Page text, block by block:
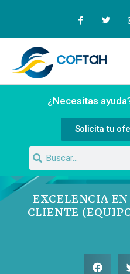
¿Necesitas
Solicita tu
EXCELENCIA
CLIENTE